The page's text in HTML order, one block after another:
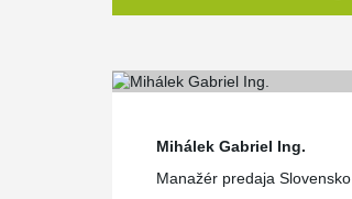
Mihálek Gabriel Ing.
Manažér predaja Slovensko